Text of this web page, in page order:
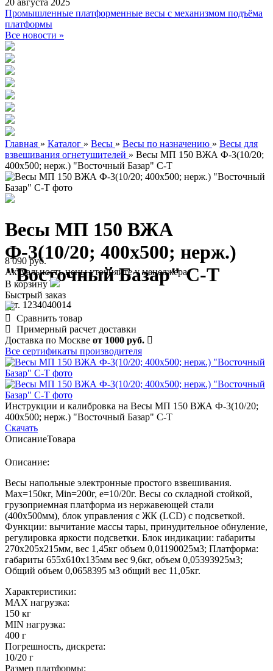
20 августа 2025
Промышленные платформенные весы с механизмом подъёма
платформы
Все новости »
Главная » Каталог » Весы » Весы по назначению » Весы для
взвешивания огнетушителей » Весы МП 150 ВЖА Ф-3(10/20;
400х500; нерж.) "Восточный Базар" С-Т
Весы МП 150 ВЖА
Ф-3(10/20; 400х500; нерж.)
"Восточный Базар" С-Т
арт. 1234040014
8 090 руб.
Актуальность цены уточняйте у менеджера
В корзину
Быстрый заказ
Сравнить товар
Примерный расчет доставки
Доставка по Москве от 1000 руб.
Все сертификаты производителя
Инструкции и калибровка на Весы МП 150 ВЖА Ф-3(10/20;
400х500; нерж.) "Восточный Базар" С-Т
Скачать
ОписаниеТовара
Описание:
Весы напольные электронные простого взвешивания.
Max=150кг, Min=200г, e=10/20г. Весы со складной стойкой,
грузоприемная платформа из нержавеющей стали
(400х500мм), блок управления с ЖК (LCD) с подсветкой.
Функции: вычитание массы тары, принудительное обнуление,
регулировка яркости подсветки. Блок индикации: габариты
270х205х215мм, вес 1,45кг объем 0,01190025м3; Платформа:
габариты 655х610х135мм вес 9,6кг, объем 0,05393925м3;
Общий объем 0,0658395 м3 общий вес 11,05кг.
Характеристики:
MAX нагрузка:
150 кг
MIN нагрузка:
400 г
Погрешность, дискрета:
10/20 г
Размер платформы: